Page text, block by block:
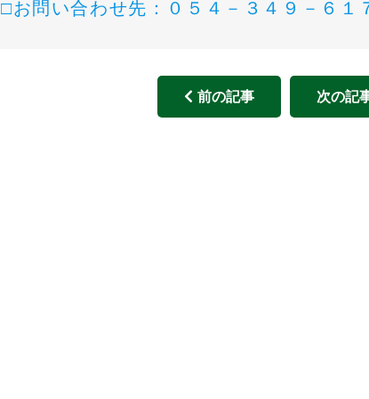
□お問い合わせ先：０５４－３４９－６１
前の記事 次の記